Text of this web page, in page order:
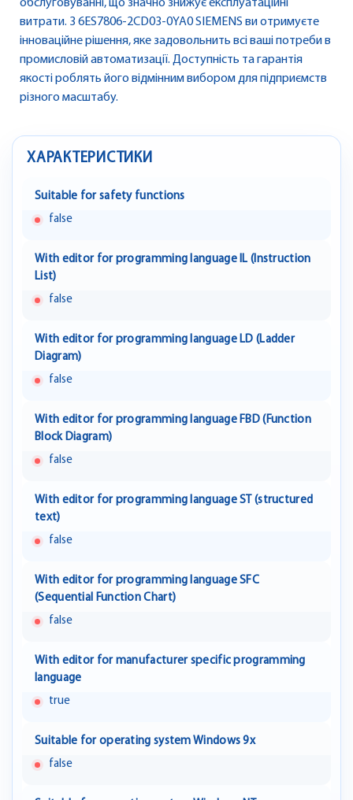
обслуговуванні, що значно знижує експлуатаційні
витрати. З 6ES7806-2CD03-0YA0 SIEMENS ви отримуєте
інноваційне рішення, яке задовольнить всі ваші потреби в
промисловій автоматизації. Доступність та гарантія
якості роблять його відмінним вибором для підприємств
різного масштабу.
ХАРАКТЕРИСТИКИ
Suitable for safety functions
false
With editor for programming language IL (Instruction
List)
false
With editor for programming language LD (Ladder
Diagram)
false
With editor for programming language FBD (Function
Block Diagram)
false
With editor for programming language ST (structured
text)
false
With editor for programming language SFC
(Sequential Function Chart)
false
With editor for manufacturer specific programming
language
true
Suitable for operating system Windows 9x
false